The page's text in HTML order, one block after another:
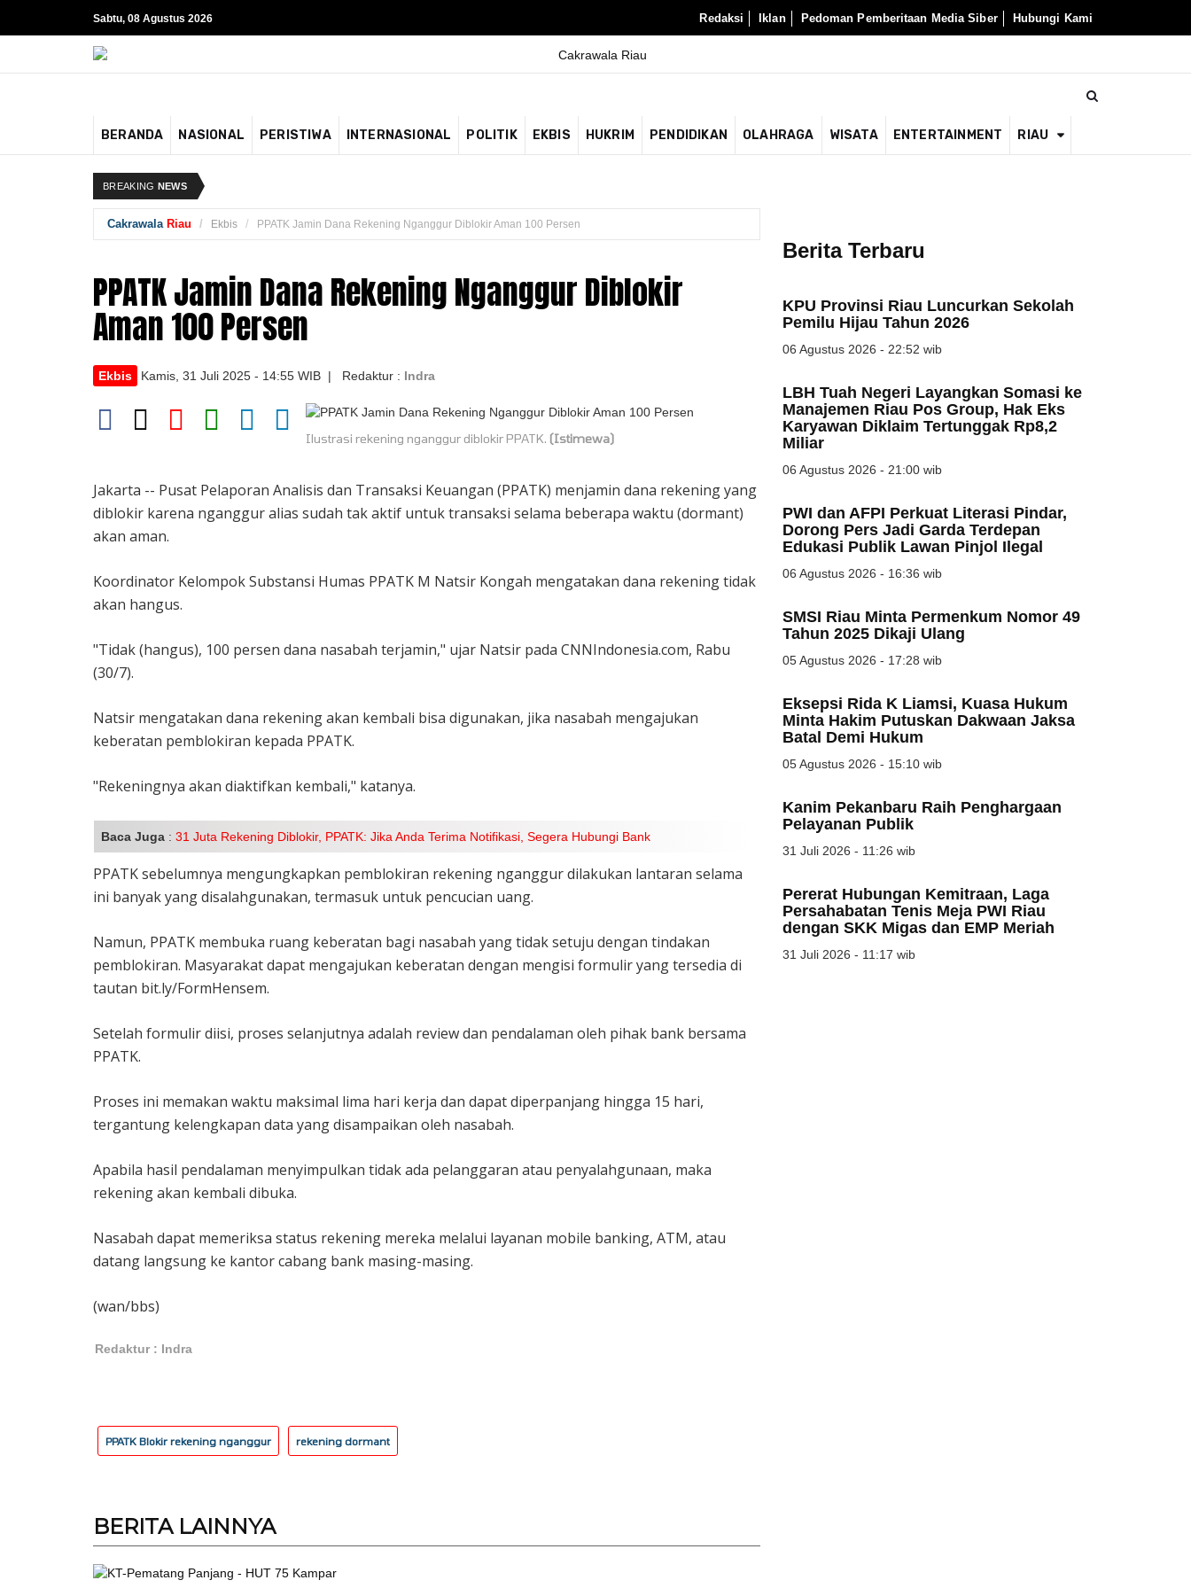
Sabtu, 08 Agustus 2026 Redaksi Iklan Pedoman Pemberitaan Media Siber Hubungi Kami
BERANDA NASIONAL PERISTIWA INTERNASIONAL POLITIK EKBIS HUKRIM PENDIDIKAN OLAHRAGA WISATA ENTERTAINMENT RIAU
BREAKING NEWS
Cakrawala Riau Ekbis PPATK Jamin Dana Rekening Nganggur Diblokir Aman 100 Persen
PPATK Jamin Dana Rekening Nganggur Diblokir
Aman 100 Persen
Ekbis Kamis, 31 Juli 2025 - 14:55 WIB | Redaktur : Indra
Ilustrasi rekening nganggur diblokir PPATK. (Istimewa)
Jakarta -- Pusat Pelaporan Analisis dan Transaksi Keuangan (PPATK) menjamin dana rekening yang
diblokir karena nganggur alias sudah tak aktif untuk transaksi selama beberapa waktu (dormant)
akan aman.
Koordinator Kelompok Substansi Humas PPATK M Natsir Kongah mengatakan dana rekening tidak
akan hangus.
"Tidak (hangus), 100 persen dana nasabah terjamin," ujar Natsir pada CNNIndonesia.com, Rabu
(30/7).
Natsir mengatakan dana rekening akan kembali bisa digunakan, jika nasabah mengajukan
keberatan pemblokiran kepada PPATK.
"Rekeningnya akan diaktifkan kembali," katanya.
Baca Juga : 31 Juta Rekening Diblokir, PPATK: Jika Anda Terima Notifikasi, Segera Hubungi Bank
PPATK sebelumnya mengungkapkan pemblokiran rekening nganggur dilakukan lantaran selama
ini banyak yang disalahgunakan, termasuk untuk pencucian uang.
Namun, PPATK membuka ruang keberatan bagi nasabah yang tidak setuju dengan tindakan
pemblokiran. Masyarakat dapat mengajukan keberatan dengan mengisi formulir yang tersedia di
tautan bit.ly/FormHensem.
Setelah formulir diisi, proses selanjutnya adalah review dan pendalaman oleh pihak bank bersama
PPATK.
Proses ini memakan waktu maksimal lima hari kerja dan dapat diperpanjang hingga 15 hari,
tergantung kelengkapan data yang disampaikan oleh nasabah.
Apabila hasil pendalaman menyimpulkan tidak ada pelanggaran atau penyalahgunaan, maka
rekening akan kembali dibuka.
Nasabah dapat memeriksa status rekening mereka melalui layanan mobile banking, ATM, atau
datang langsung ke kantor cabang bank masing-masing.
(wan/bbs)
Redaktur : Indra
PPATK Blokir rekening nganggur rekening dormant
BERITA LAINNYA
Berita Terbaru
KPU Provinsi Riau Luncurkan Sekolah
Pemilu Hijau Tahun 2026
06 Agustus 2026 - 22:52 wib
LBH Tuah Negeri Layangkan Somasi ke
Manajemen Riau Pos Group, Hak Eks
Karyawan Diklaim Tertunggak Rp8,2
Miliar
06 Agustus 2026 - 21:00 wib
PWI dan AFPI Perkuat Literasi Pindar,
Dorong Pers Jadi Garda Terdepan
Edukasi Publik Lawan Pinjol Ilegal
06 Agustus 2026 - 16:36 wib
SMSI Riau Minta Permenkum Nomor 49
Tahun 2025 Dikaji Ulang
05 Agustus 2026 - 17:28 wib
Eksepsi Rida K Liamsi, Kuasa Hukum
Minta Hakim Putuskan Dakwaan Jaksa
Batal Demi Hukum
05 Agustus 2026 - 15:10 wib
Kanim Pekanbaru Raih Penghargaan
Pelayanan Publik
31 Juli 2026 - 11:26 wib
Pererat Hubungan Kemitraan, Laga
Persahabatan Tenis Meja PWI Riau
dengan SKK Migas dan EMP Meriah
31 Juli 2026 - 11:17 wib